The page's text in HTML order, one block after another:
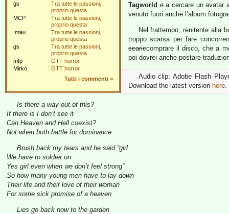
gs
Tra tutte le passioni,
proprio questa
MCP
Tra tutte le passioni,
proprio questa
.mau.
Tra tutte le passioni,
proprio questa
gs
Tra tutte le passioni,
proprio questa
mfp
GTT horror
Mirko
GTT horror
Tutti i commenti »
Tagworld e a cercare un
venuto fuori anche l’album
Nel frattempo, renitente alla
troppo scarsa per fare
scariccomprare il disco, che a
poi dovrei anche postare
Audio clip: Adobe Flash
Download the latest version here.
Is there a way out of this?
If there is I don’t see it
Can Heaven and Hell coexist?
Not when both battle for dominance
Brush back my tears and he said “girl
We have to soldier on
Yes girl even when we don’t feel strong”
So how many young men have to lay down
Their life and their love of their woman
For some sick promise of a heaven
Lies go back now to the garden